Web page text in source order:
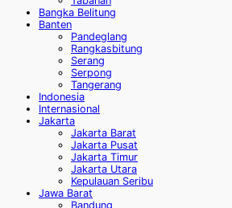
Bangka Belitung
Banten
Pandeglang
Rangkasbitung
Serang
Serpong
Tangerang
Indonesia
Internasional
Jakarta
Jakarta Barat
Jakarta Pusat
Jakarta Timur
Jakarta Utara
Kepulauan Seribu
Jawa Barat
Bandung